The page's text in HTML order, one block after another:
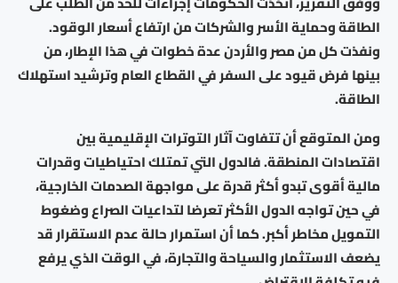
الطاقة وحماية الأسر والشركات من ارتفاع أسعار الوقود.
ونفذت كل من مصر والأردن عدة خطوات في هذا الإطار، من
بينها فرض قيود على السفر في القطاع العام وترشيد استهلاك
الطاقة.
ومن المتوقع أن تتفاوت آثار التوترات الإقليمية بين
اقتصادات المنطقة. فالدول التي تمتلك احتياطيات وقدرات
مالية أقوى تبدو أكثر قدرة على مواجهة الصدمات الخارجية،
في حين تواجه الدول الأكثر تعرضا لتداعيات الصراع وضغوط
التمويل مخاطر أكبر. كما أن استمرار حالة عدم الاستقرار قد
يضعف الاستثمار والسياحة والتجارة، في الوقت الذي يرفع